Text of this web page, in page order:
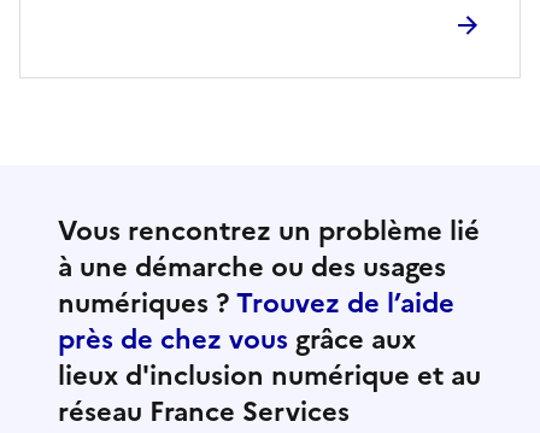
Vous rencontrez un problème lié
à une démarche ou des usages
numériques ?Trouvez de l’aide
près de chez vous grâce aux
lieux d'inclusion numérique et au
réseau France Services